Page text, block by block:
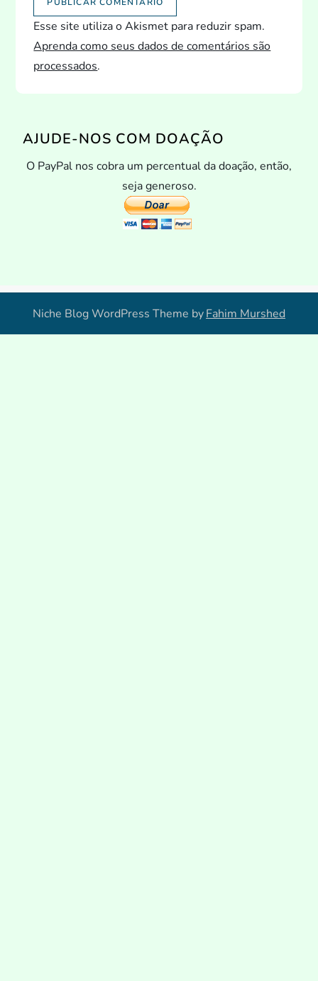
Esse site utiliza o Akismet para reduzir spam.
Aprenda como seus dados de comentários são
processados.
AJUDE-NOS COM DOAÇÃO
O PayPal nos cobra um percentual da doação, então,
seja generoso.
Niche Blog WordPress Theme byFahim Murshed